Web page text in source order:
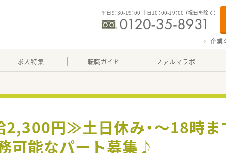
平日9：30-19：00 土日10：00-19：00 （祝日を除く）
企業
求人特集 転職ガイド ファルマラボ
2,300円≫土日休み・～18時ま
可能なパート募集♪